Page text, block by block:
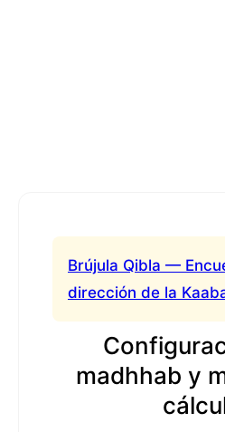
Brújula Qibla —
dirección de la
madhhab y